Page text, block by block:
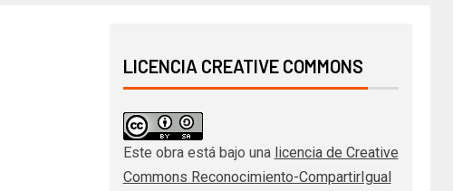
LICENCIA CREATIVE COMMONS
Este obra está bajo una licencia de Creative
Commons Reconocimiento-CompartirIgual